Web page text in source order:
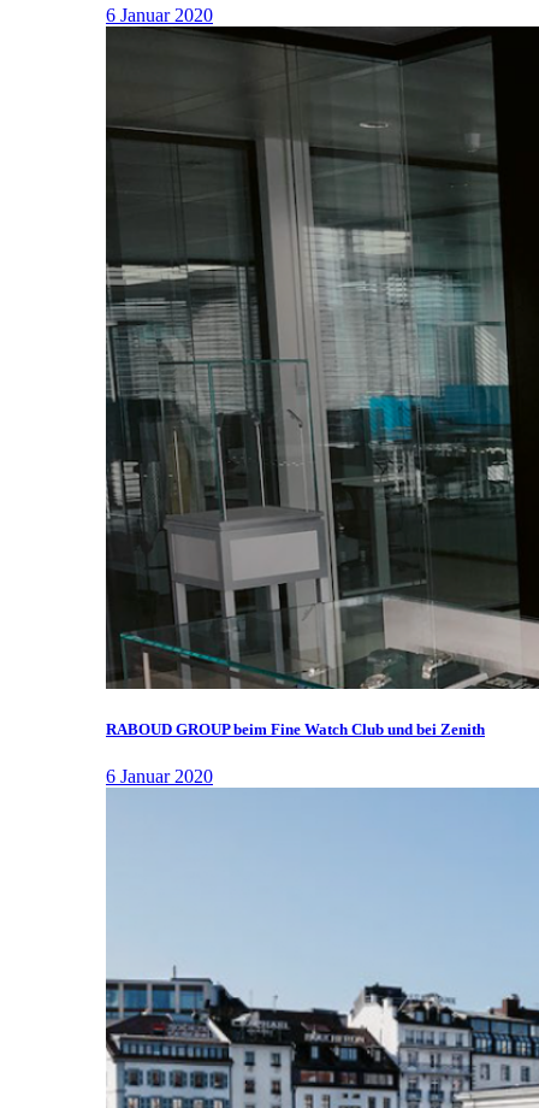
6 Januar 2020
RABOUD GROUP beim Fine Watch Club und bei Zenith
6 Januar 2020